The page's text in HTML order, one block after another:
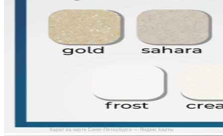
Карат на карте Санкт‑Петербурга — Яндекс Карты